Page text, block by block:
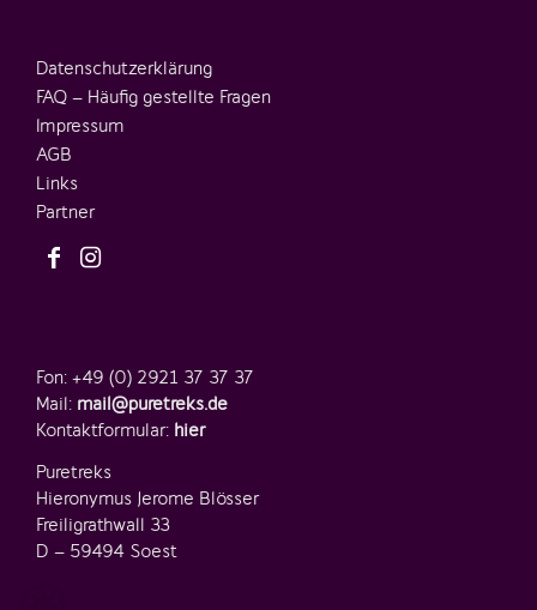
Datenschutzerklärung
FAQ – Häufig gestellte Fragen
Impressum
AGB
Links
Partner
Fon: +49 (0) 2921 37 37 37
Mail: mail@puretreks.de
Kontaktformular: hier
Puretreks
Hieronymus Jerome Blösser
Freiligrathwall 33
D – 59494 Soest